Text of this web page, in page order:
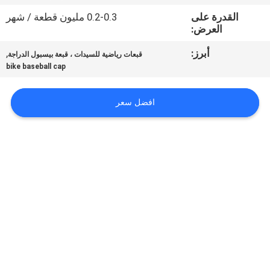
خريطة
الموقع
القدرة على
العرض:
0.2-0.3 مليون قطعة / شهر
أبرز: قبعات رياضية للسيدات ، قبعة بيسبول الدراجة,
bike baseball cap
افضل سعر